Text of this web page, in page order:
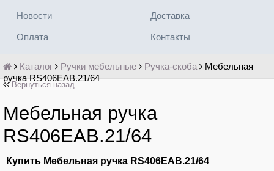
Новости Доставка
Оплата Контакты
Каталог Ручки мебельные Ручка-скоба
Мебельная
ручка RS406EAB.21/64
Вернуться назад
Мебельная ручка
RS406EAB.21/64
Купить Мебельная ручка RS406EAB.21/64